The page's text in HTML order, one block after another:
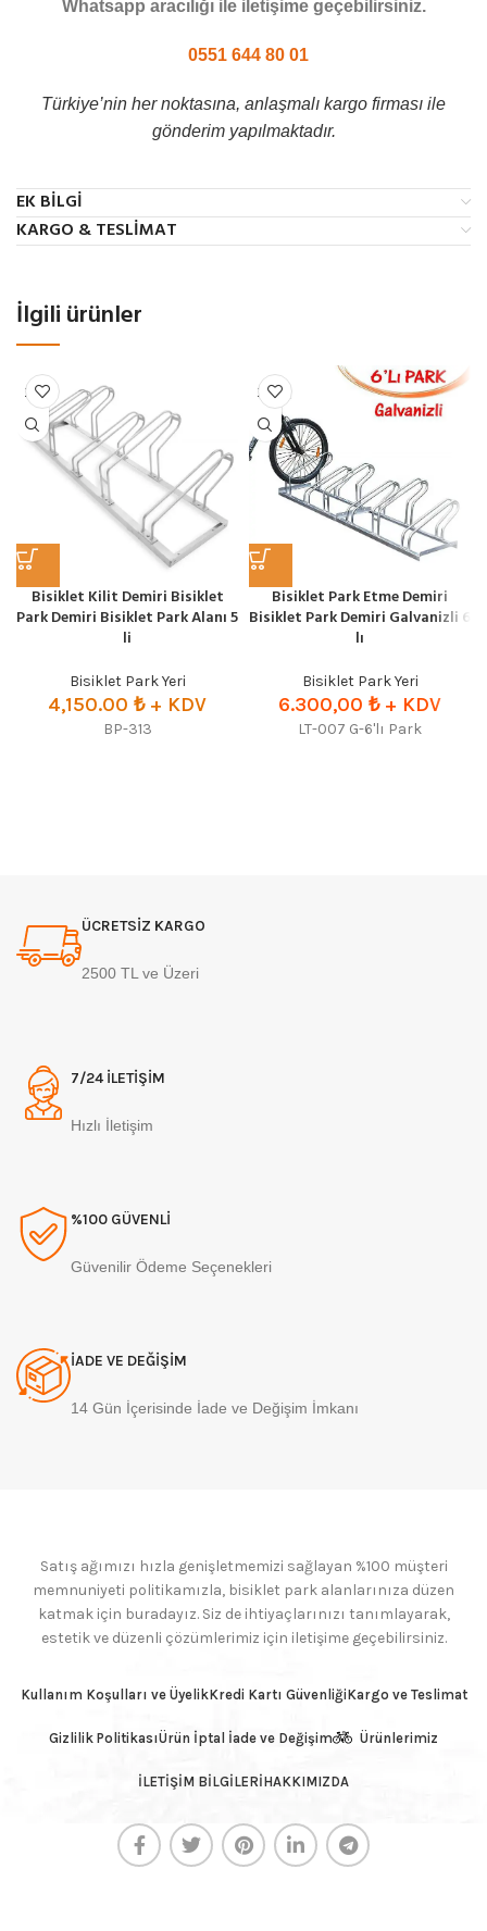
Whatsapp aracılığı ile iletişime geçebilirsiniz.
0551 644 80 01
Türkiye’nin her noktasına, anlaşmalı kargo firması ile
gönderim yapılmaktadır.
EK BILGI
KARGO & TESLIMAT
İlgili ürünler
Bisiklet Kilit Demiri Bisiklet
Park Demiri Bisiklet Park Alanı 5
li
Bisiklet Park Yeri
4,150.00 ₺+ KDV
BP-313
Bisiklet Park Etme Demiri
Bisiklet Park Demiri Galvanizli 6
lı
Bisiklet Park Yeri
6.300,00 ₺ + KDV
LT-007 G-6'lı Park
ÜCRETSİZ KARGO
2500 TL ve Üzeri
7/24 İLETİŞİM
Hızlı İletişim
%100 GÜVENLİ
Güvenilir Ödeme Seçenekleri
İADE VE DEĞİŞİM
14 Gün İçerisinde İade ve Değişim İmkanı
Satış ağımızı hızla genişletmemizi sağlayan %100 müşteri
memnuniyeti politikamızla, bisiklet park alanlarınıza düzen
katmak için buradayız. Siz de ihtiyaçlarınızı tanımlayarak,
estetik ve düzenli çözümlerimiz için iletişime geçebilirsiniz.
Kullanım Koşulları ve ÜyelikKredi Kartı GüvenliğiKargo ve Teslimat
Gizlilik PolitikasıÜrün İptal İade ve Değişim Ürünlerimiz
İLETİŞİM BİLGİLERİHAKKIMIZDA